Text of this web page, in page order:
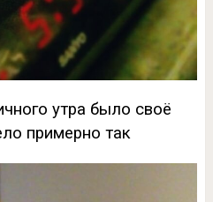
утра было своё
примерно так